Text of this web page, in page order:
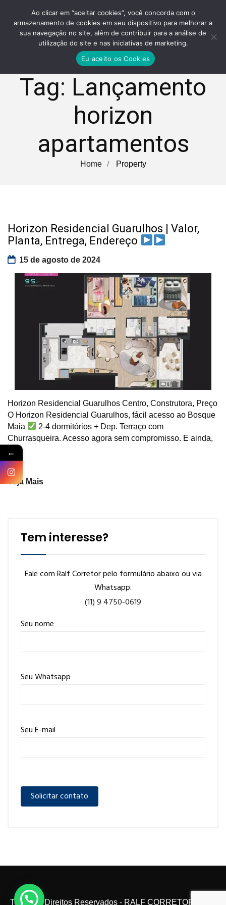
Tag: Lançamento
horizon
apartamentos
Home Property
Horizon Residencial Guarulhos | Valor,
Planta, Entrega, Endereço
15 de agosto de 2024
Horizon Residencial Guarulhos Centro, Construtora, Preço
O Horizon Residencial Guarulhos, fácil acesso ao Bosque
Maia
2-4 dormitórios + Dep. Terraço com
Churrasqueira. Acesso agora sem compromisso. E ainda,
Veja Mais
Tem interesse?
Fale com Ralf Corretor pelo formulário abaixo ou via
Whatsapp:
(11) 9 4750-0619
Seu nome
Seu Whatsapp
Seu E-mail
Todos os Direitos Reservados - RALF CORRETOR 2024.
←
Ao clicar em “aceitar cookies”, você concorda com o
armazenamento de cookies em seu dispositivo para melhorar a
sua navegação no site, além de contribuir para a análise de
utilização do site e nas iniciativas de marketing.
Eu aceito os Cookies